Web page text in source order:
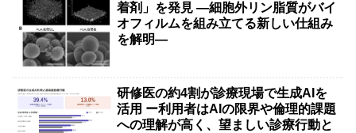
着剤」を発見 ―細胞外リン脂質がバイ
オフィルムを組み立てる新しい仕組み
を解明―
研修医の約4割が診療現場で生成AIを
活用 ー利用者はAIの限界や倫理的課題
への理解が高く、望ましい診療行動と